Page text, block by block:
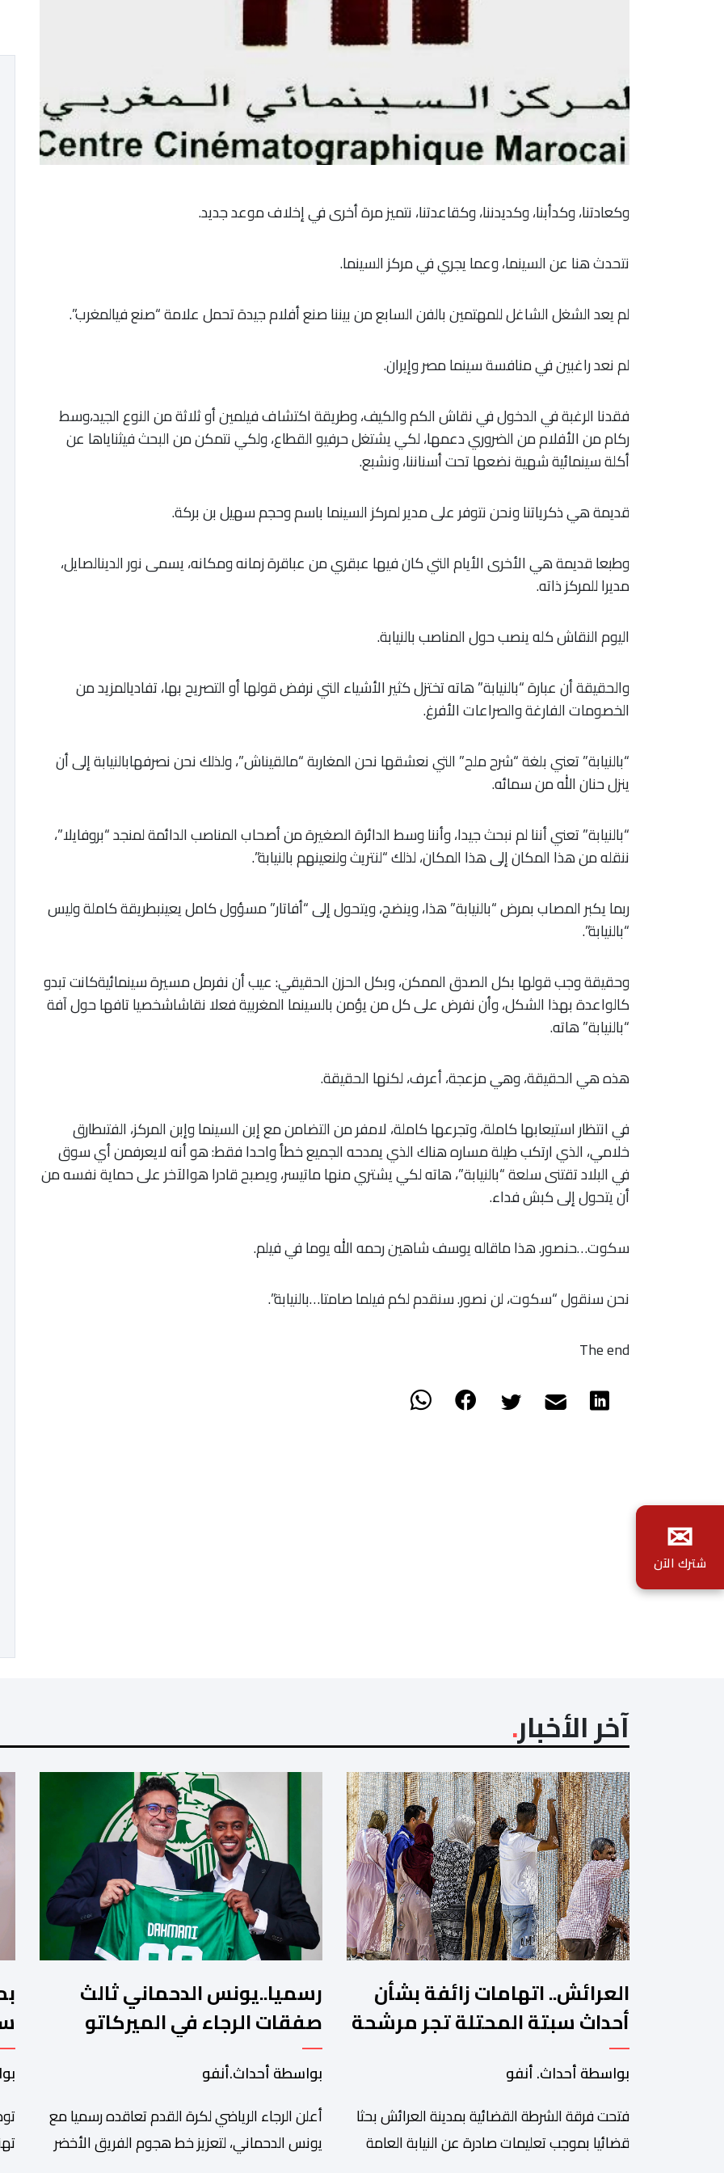
وكعادتنا، وكدأبنا، وكديدننا، وكقاعدتنا، نتميز مرة أخرى في إخلاف موعد جديد.
نتحدث هنا عن السينما، وعما يجري في مركز السينما.
لم يعد الشغل الشاغل للمهتمين بالفن السابع من بيننا صنع أفلام جيدة تحمل علامة “صنع فيالمغرب”.
لم نعد راغبين في منافسة سينما مصر وإيران.
فقدنا الرغبة في الدخول في نقاش الكم والكيف، وطريقة اكتشاف فيلمين أو ثلاثة من النوع الجيد،وسط
ركام من الأفلام من الضروري دعمها، لكي يشتغل حرفيو القطاع، ولكي نتمكن من البحث فيثناياها عن
أكلة سينمائية شهية نضعها تحت أسناننا، ونشبع.
قديمة هي ذكرياتنا ونحن نتوفر على مدير لمركز السينما باسم وحجم سهيل بن بركة.
وطبعا قديمة هي الأخرى الأيام التي كان فيها عبقري من عباقرة زمانه ومكانه، يسمى نور الدينالصايل،
مديرا للمركز ذاته.
اليوم النقاش كله ينصب حول المناصب بالنيابة.
والحقيقة أن عبارة “بالنيابة” هاته تختزل كثير الأشياء التي نرفض قولها أو التصريح بها، تفاديالمزيد من
الخصومات الفارغة والصراعات الأفرغ.
“بالنيابة” تعني بلغة “شرح ملح” التي نعشقها نحن المغاربة “مالقيناش”، ولذلك نحن نصرفهابالنيابة إلى أن
ينزل حنان الله من سمائه.
“بالنيابة” تعني أننا لم نبحث جيدا، وأننا وسط الدائرة الصغيرة من أصحاب المناصب الدائمة لمنجد “بروفايلا”،
ننقله من هذا المكان إلى هذا المكان، لذلك “لنتريث ولنعينهم بالنيابة”.
ربما يكبر المصاب بمرض “بالنيابة” هذا، وينضج، ويتحول إلى “أفاتار” مسؤول كامل يعينبطريقة كاملة وليس
“بالنيابة”.
وحقيقة وجب قولها بكل الصدق الممكن، وبكل الحزن الحقيقي: عيب أن نفرمل مسيرة سينمائيةكانت تبدو
كالواعدة بهذا الشكل، وأن نفرض على كل من يؤمن بالسينما المغربية فعلا نقاشاشخصيا تافها حول آفة
“بالنيابة” هاته.
هذه هي الحقيقة، وهي مزعجة، أعرف، لكنها الحقيقة.
في انتظار استيعابها كاملة، وتجرعها كاملة، لامفر من التضامن مع إبن السينما وإبن المركز، الفتىطارق
خلامي، الذي ارتكب طيلة مساره هناك الذي يمدحه الجميع خطأ واحدا فقط: هو أنه لايعرفمن أي سوق
في البلاد تقتنى سلعة “بالنيابة”، هاته لكي يشتري منها ماتيسر، ويصبح قادرا هوالآخر على حماية نفسه من
أن يتحول إلى كبش فداء.
سكوت…حنصور. هذا ماقاله يوسف شاهين رحمه الله يوما في فيلم.
نحن سنقول “سكوت، لن نصور. سنقدم لكم فيلما صامتا…بالنيابة”.
The end
آخر الأخبار
العرائش.. اتهامات زائفة بشأن
أحداث سبتة المحتلة تجر مرشحة
للهجرة غير النظامية إلى القضاء
بواسطة أحداث. أنفو
فتحت فرقة الشرطة القضائية بمدينة العرائش بحثا
قضائيا بموجب تعليمات صادرة عن النيابة العامة
رسميا..يونس الدحماني ثالث
صفقات الرجاء في الميركاتو
الصيفي
بواسطة أحداث.أنفو
أعلن الرجاء الرياضي لكرة القدم تعاقده رسميا مع
يونس الدحماني، لتعزيز خط هجوم الفريق الأخضر
✉
شترك الآن